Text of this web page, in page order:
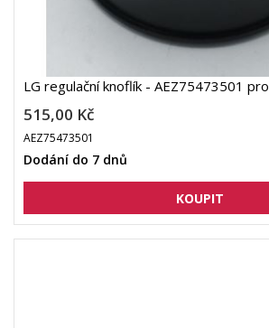
LG regulační knoflík - AEZ75473501
515,00 Kč
AEZ75473501
Dodání do 7 dnů